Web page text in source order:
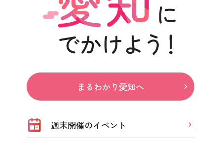
まるわかり愛知へ
週末開催のイベント